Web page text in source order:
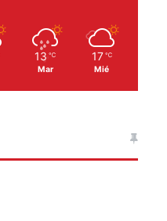
13 ℃
Mar
17 ℃
Mié